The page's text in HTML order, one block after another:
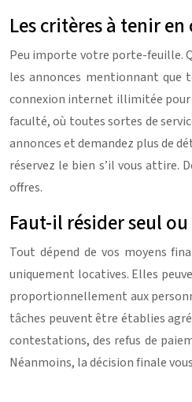
Les critères à tenir
Peu importe votre porte-feuille.
les annonces mentionnant que
connexion internet illimitée pour
faculté, où toutes sortes de
annonces et demandez plus de
réservez le bien s’il vous attire.
offres.
Faut-il résider seul
Tout dépend de vos moyens
uniquement locatives. Elles
proportionnellement aux
tâches peuvent être établies
contestations, des refus de
Néanmoins, la décision finale